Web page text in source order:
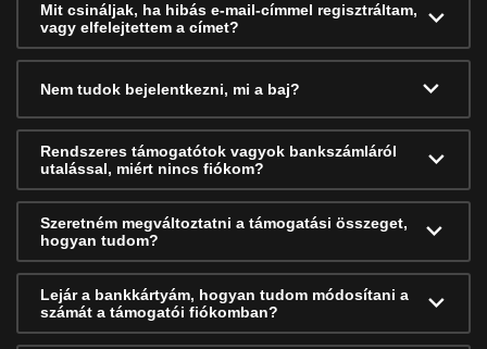
Mit csináljak, ha hibás e-mail-címmel regisztráltam,
vagy elfelejtettem a címet?
Nem tudok bejelentkezni, mi a baj?
Rendszeres támogatótok vagyok bankszámláról
utalással, miért nincs fiókom?
Szeretném megváltoztatni a támogatási összeget,
hogyan tudom?
Lejár a bankkártyám, hogyan tudom módosítani a
számát a támogatói fiókomban?